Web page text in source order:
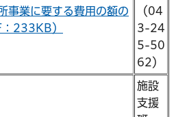
事業に要する費用の額の
233KB）
（04
3-24
5-50
62）
施設
支援